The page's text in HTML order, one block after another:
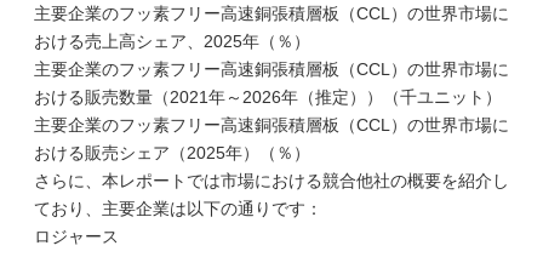
主要企業のフッ素フリー高速銅張積層板（CCL）の世界市場に
おける売上高シェア、2025年（％）
主要企業のフッ素フリー高速銅張積層板（CCL）の世界市場に
おける販売数量（2021年～2026年（推定））（千ユニット）
主要企業のフッ素フリー高速銅張積層板（CCL）の世界市場に
おける販売シェア（2025年）（％）
さらに、本レポートでは市場における競合他社の概要を紹介し
ており、主要企業は以下の通りです：
ロジャース